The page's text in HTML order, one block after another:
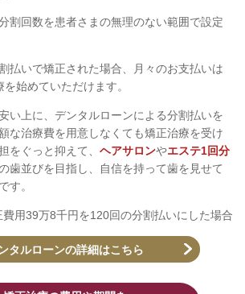
割回数を患者さまの無理のない範囲で設定
払いで矯正された場合、月々のお支払いは
を始めていただけます。
い上に、デンタルローンによる分割払いを
な治療費を用意しなくても矯正治療を受け
をぐっと抑えて、 ヘアサロンやエステ1回分
歯並びを目指し、自信を持って歯を見せて
す。
用39万8千円を120回の分割払いにした場合
タルローンの詳細はこちら